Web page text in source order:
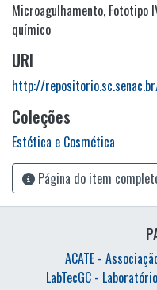
Microagulhamento, Fototipo
químico
URI
http://
Coleções
Estética e Cosmética
Página do item
ACATE -
LabTecGC -